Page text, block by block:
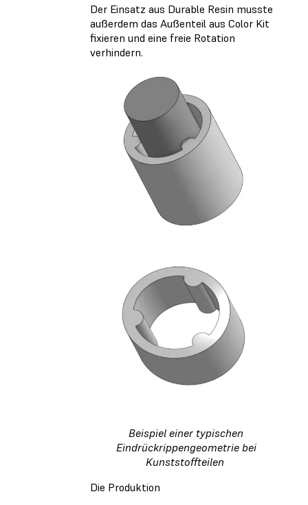
Der Einsatz aus Durable Resin musste
außerdem das Außenteil aus Color Kit
fixieren und eine freie Rotation
verhindern.
Beispiel einer typischen
Eindrückrippengeometrie bei
Kunststoffteilen
Die Produktion